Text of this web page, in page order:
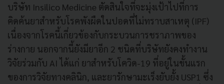
บริษัท Insilico Medicine ตัดสินใจที่จะมุ่งเป้าไปที่การ
คิดค้นยาสำหรับโรคพังผืดในปอดที่ไม่ทราบสาเหตุ (IPF)
เนื่องจากโรคนี้เกี่ยวข้องกับกระบวนการชราภาพของ
ร่างกาย นอกจากนี้ยังมียาอีก 2 ชนิดที่บริษัทยังคงทำงาน
วิจัยร่วมกับ AI ได้แก่ ยาสำหรับโควิด-19 ที่อยู่ในขั้นแรก
ของการวิจัยทางคลินิก, และยารักษามะเร็งยับยั้ง USP1 ซึ่ง